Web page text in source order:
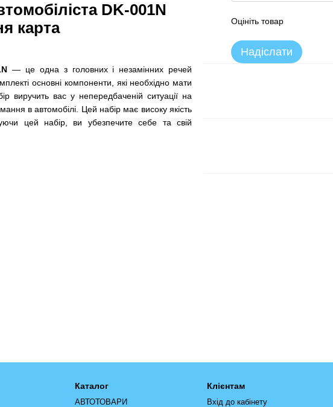
DK-001N
карта
— це одна з головних і незамінних речей
основні компоненти, які необхідно мати
виручить вас у непередбаченій ситуації на
в автомобілі. Цей набір має високу якість
цей набір, ви убезпечите себе та свій
Оцініть товар
Надіслати
Каталог
АВТОТОВАРИ
Клієнтам
Вхід до кабінету